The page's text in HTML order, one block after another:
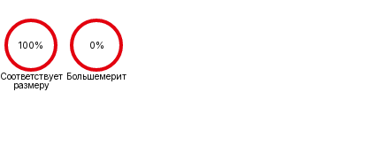
100%
Соответствует
размеру
0%
Большемерит